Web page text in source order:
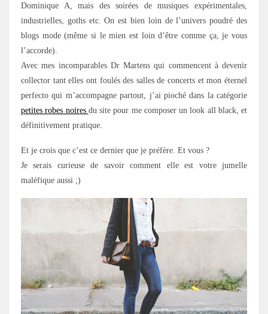
Dominique A, mais des soirées de musiques expérimentales,
industrielles, goths etc. On est bien loin de l’univers poudré des
blogs mode (même si le mien est loin d’être comme ça, je vous
l’accorde).
Avec mes incomparables Dr Martens qui commencent à devenir
collector tant elles ont foulés des salles de concerts et mon éternel
perfecto qui m’accompagne partout, j’ai pioché dans la catégorie
petites robes noires du site pour me composer un look all black, et
définitivement pratique.
Et je crois que c’est ce dernier que je préfère. Et vous ?
Je serais curieuse de savoir comment elle est votre jumelle
maléfique aussi ;)